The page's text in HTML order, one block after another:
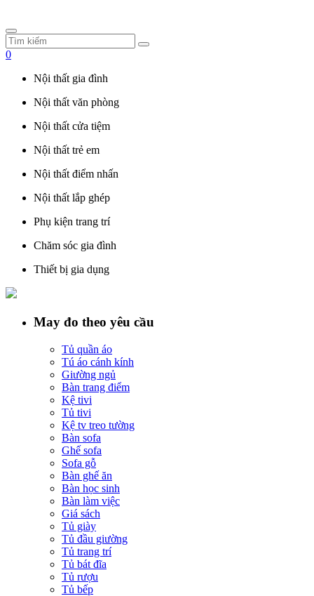
0
Nội thất gia đình
Nội thất văn phòng
Nội thất cửa tiệm
Nội thất trẻ em
Nội thất điểm nhấn
Nội thất lắp ghép
Phụ kiện trang trí
Chăm sóc gia đình
Thiết bị gia dụng
May đo theo yêu cầu
Tủ quần áo
Tú áo cánh kính
Giường ngủ
Bàn trang điểm
Kệ tivi
Tủ tivi
Kệ tv treo tường
Bàn sofa
Ghế sofa
Sofa gỗ
Bàn ghế ăn
Bàn học sinh
Bàn làm việc
Giá sách
Tủ giày
Tủ đầu giường
Tủ trang trí
Tủ bát đĩa
Tủ rượu
Tủ bếp